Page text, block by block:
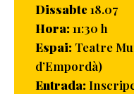
Dissabte 18.07
Hora:11:30 h
Espai: Teatre
d’Empordà)
Entrada: